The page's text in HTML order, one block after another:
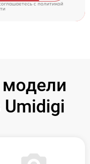
c политикой